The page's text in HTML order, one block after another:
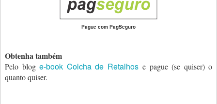
Pague com PagSeguro
Obtenha também
Pelo blog e-book Colcha de Retalhos e pague (se quiser) o
quanto quiser.